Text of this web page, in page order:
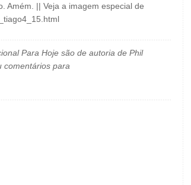
Amém. || Veja a imagem especial de
Para Hoje são de autoria de Phil
comentários para